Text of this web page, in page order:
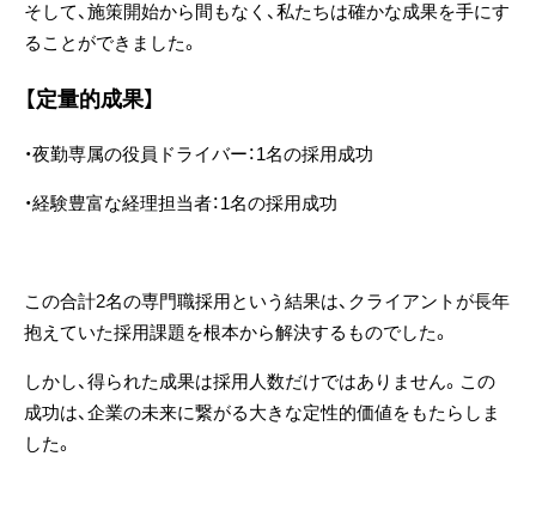
そして、施策開始から間もなく、私たちは確かな成果を手にす
ることができました。
【定量的成果】
・夜勤専属の役員ドライバー：1名の採用成功
・経験豊富な経理担当者：1名の採用成功
この合計2名の専門職採用という結果は、クライアントが長年
抱えていた採用課題を根本から解決するものでした。
しかし、得られた成果は採用人数だけではありません。この
成功は、企業の未来に繋がる大きな定性的価値をもたらしま
した。